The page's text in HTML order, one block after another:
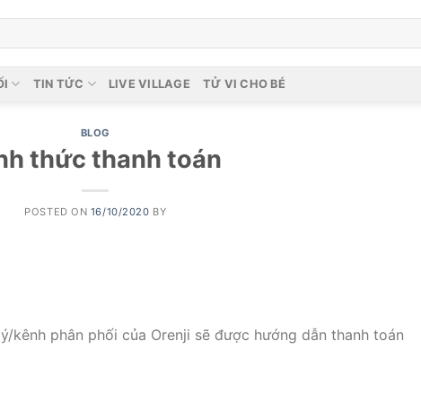
TIN TỨC LIVE VILLAGE TỬ VI CHO BÉ
BLOG
thức thanh toán
POSTED ON 16/10/2020 BY
kênh phân phối của Orenji sẽ được hướng dẫn thanh toán